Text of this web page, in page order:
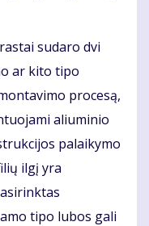
sudaro dvi
ar kito tipo
procesą,
aliuminio
palaikymo
ilgį yra
tipo lubos gali